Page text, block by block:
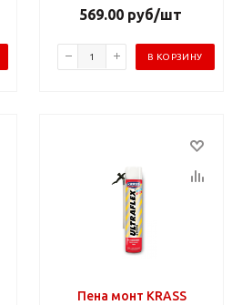
569.00руб/шт
В КОРЗИНУ
Пена монт KRASS